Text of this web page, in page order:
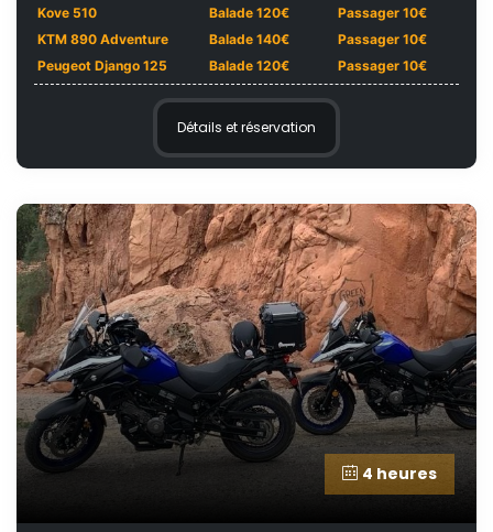
Kove 510 Balade 120€
Passager 10€
KTM 890 Adventure
Balade 140€
Passager 10€
Peugeot Django 125
Balade 120€ Passager 10€
Détails et réservation
4 heures